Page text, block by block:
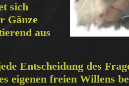
sich
Gänze
aus
Entscheidung des
eigenen freien Willens